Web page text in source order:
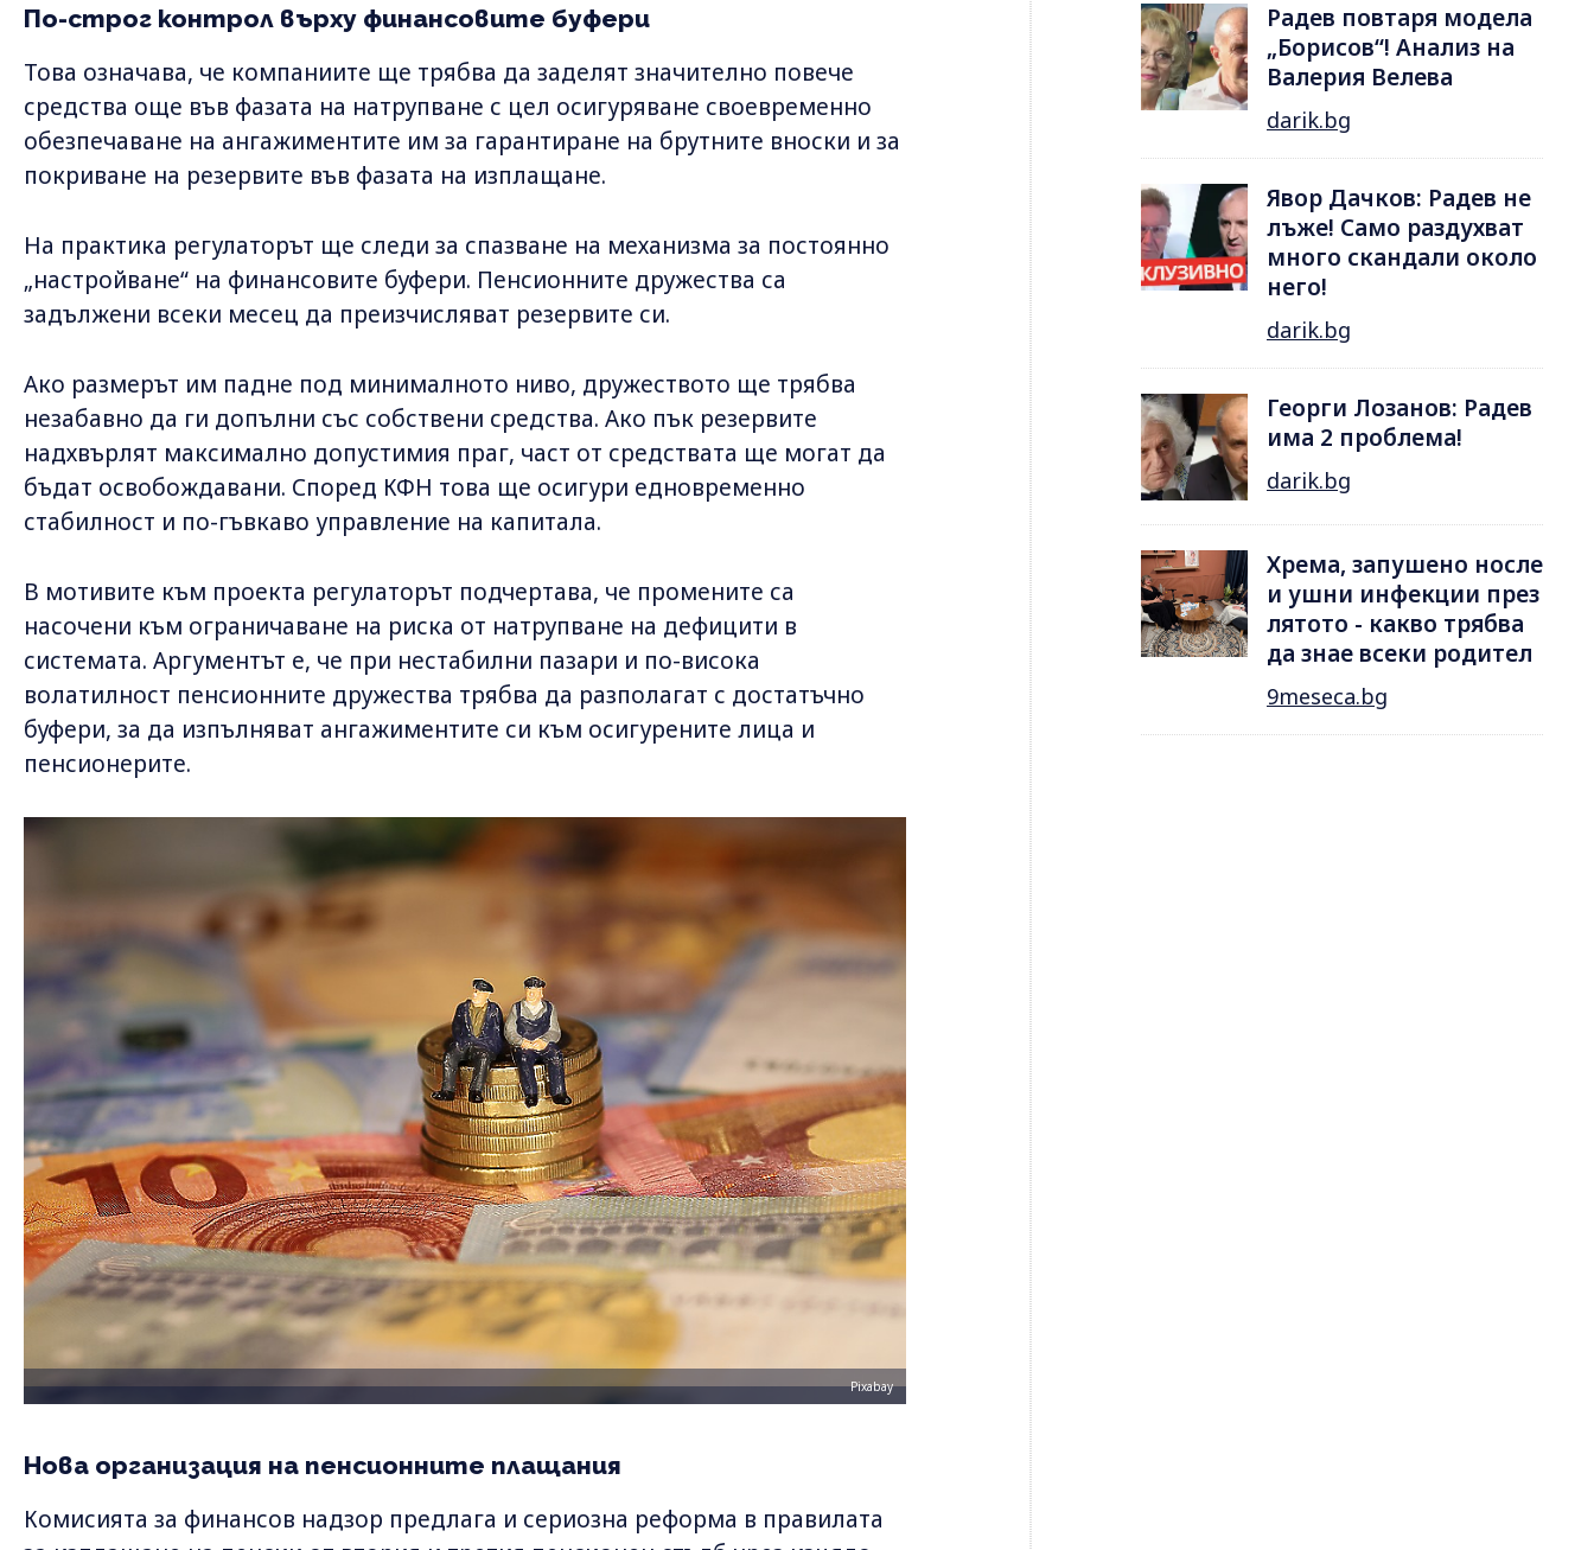
По-строг контрол върху финансовите буфери
Това означава, че компаниите ще трябва да заделят значително повече
средства още във фазата на натрупване с цел осигуряване своевременно
обезпечаване на ангажиментите им за гарантиране на брутните вноски и за
покриване на резервите във фазата на изплащане.
На практика регулаторът ще следи за спазване на механизма за постоянно
„настройване“ на финансовите буфери. Пенсионните дружества са
задължени всеки месец да преизчисляват резервите си.
Ако размерът им падне под минималното ниво, дружеството ще трябва
незабавно да ги допълни със собствени средства. Ако пък резервите
надхвърлят максимално допустимия праг, част от средствата ще могат да
бъдат освобождавани. Според КФН това ще осигури едновременно
стабилност и по-гъвкаво управление на капитала.
В мотивите към проекта регулаторът подчертава, че промените са
насочени към ограничаване на риска от натрупване на дефицити в
системата. Аргументът е, че при нестабилни пазари и по-висока
волатилност пенсионните дружества трябва да разполагат с достатъчно
буфери, за да изпълняват ангажиментите си към осигурените лица и
пенсионерите.
Pixabay
Нова организация на пенсионните плащания
Комисията за финансов надзор предлага и сериозна реформа в правилата
Радев повтаря модела
„Борисов“! Анализ на
Валерия Велева
darik.bg
Явор Дачков: Радев не
лъже! Само раздухват
много скандали около
него!
darik.bg
Георги Лозанов: Радев
има 2 проблема!
darik.bg
Хрема, запушено носле
и ушни инфекции през
лятотo - какво трябва
да знае всеки родител
9meseca.bg